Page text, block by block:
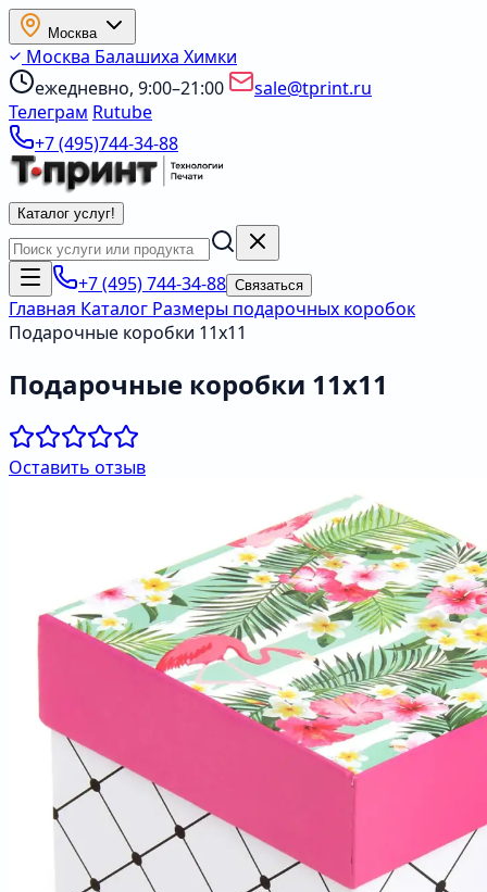
Москва
Москва Балашиха Химки
ежедневно, 9:00–21:00
sale@tprint.ru
Телеграм Rutube
+7 (495)744-34-88
Каталог услуг!
+7 (495) 744-34-88 Связаться
Главная Каталог Размеры подарочных коробок
Подарочные коробки 11х11
Подарочные коробки 11х11
Оставить отзыв